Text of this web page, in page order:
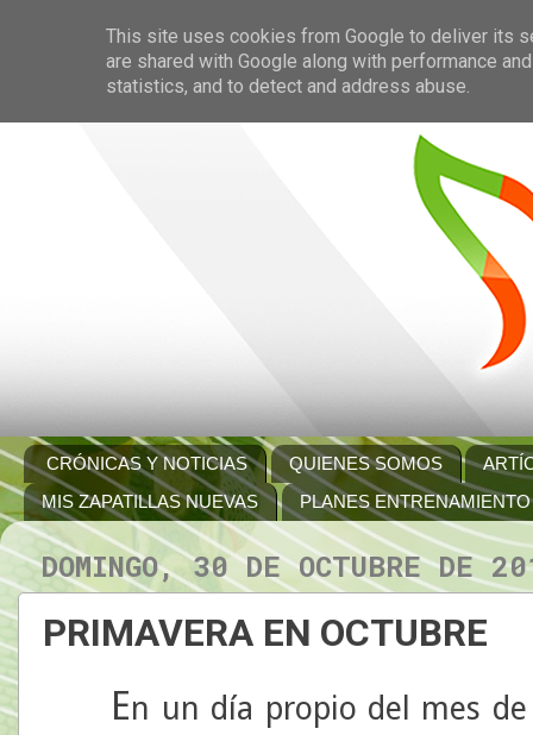
CRÓNICAS Y NOTICIAS QUIENES SOMOS
MIS ZAPATILLAS NUEVAS
PLANES ENTRENAMIENTO
DOMINGO, 30 DE OCTUBRE DE
PRIMAVERA EN OCTUBRE
En un día propio del mes
This site uses cookies from Google to deliver its
are shared with Google along with performance
statistics, and to detect and address abuse.